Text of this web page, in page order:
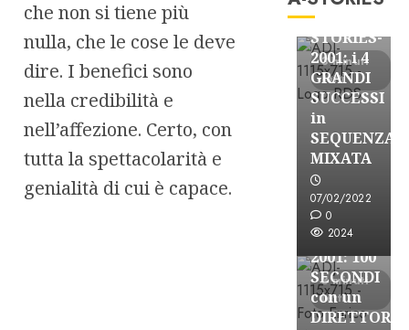
che non si tiene più
nulla, che le cose le deve
dire. I benefici sono
nella credibilità e
nell’affezione. Certo, con
tutta la spettacolarità e
genialità di cui è capace.
3 minuti
letti
A-
STORIES-
2001: i 4
GRANDI
SUCCESSI
in
SEQUENZA
MIXATA
07/02/2022
0
2024
3 minuti
letti
A-Stories
FREE
A-
STORIES-
2001: 100
SECONDI
con un
DIRETTORE